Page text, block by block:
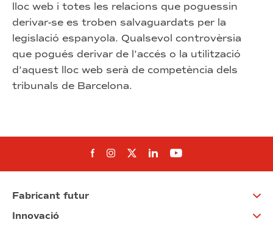
lloc web i totes les relacions que poguessin
derivar-se es troben salvaguardats per la
legislació espanyola. Qualsevol controvèrsia
que pogués derivar de l’accés o la utilització
d’aquest lloc web serà de competència dels
tribunals de Barcelona.
Segueix-nos al Facebook
Segueix-nos a Instagram
Segueix-nos a Twitter
Segueix-nos a
Segueix-nos a
Fabricant futur
Innovació